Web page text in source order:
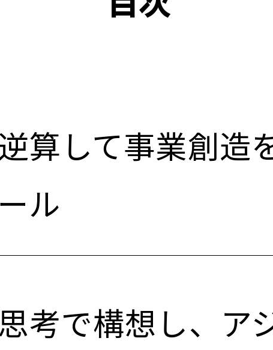
算して事業創造
ル
考で構想し、ア